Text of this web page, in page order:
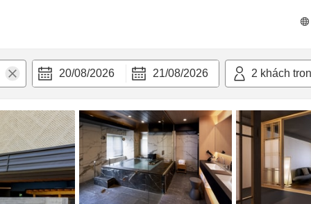
20/08/2026 21/08/2026 2 khách
nghi